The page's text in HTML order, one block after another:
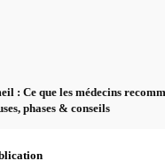
: Ce que les médecins
phases & conseils